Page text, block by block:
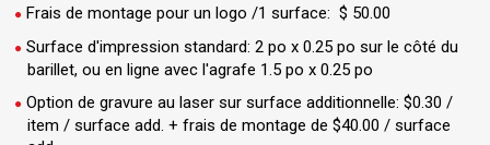
Frais de montage pour un logo /1 surface: $ 50.00
Surface d'impression standard: 2 po x 0.25 po sur le côté du
barillet, ou en ligne avec l'agrafe 1.5 po x 0.25 po
Option de gravure au laser sur surface additionnelle: $0.30 /
item / surface add. + frais de montage de $40.00 / surface